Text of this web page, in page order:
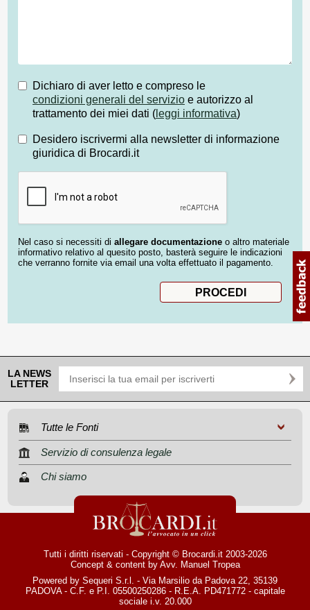
Dichiaro di aver letto e compreso le
condizioni generali del servizio e autorizzo al
trattamento dei miei dati ( leggi informativa)
Desidero iscrivermi alla newsletter di informazione
giuridica di Brocardi.it
Nel caso si necessiti di allegare documentazione o altro materiale
informativo relativo al quesito posto, basterà seguire le indicazioni
che verranno fornite via email una volta effettuato il pagamento.
LA NEWS
LETTER
Tutte le Fonti
Servizio di consulenza legale
Chi siamo
Tutti i diritti riservati - Copyright © Brocardi.it 2003-2026
Concept & content by Avv. Manuel Tropea
Powered by Sequeri S.r.l. - Via Marsilio da Padova 22, 35139
PADOVA - C.F. e P.I. 05500250286 - R.E.A. PD471772 - capitale
sociale i.v. 20.000